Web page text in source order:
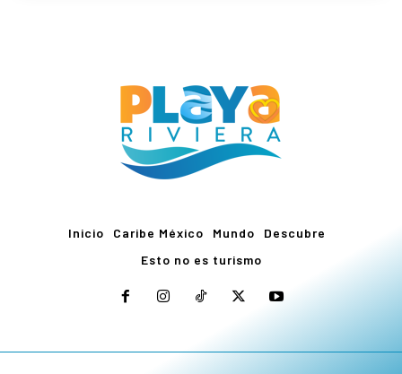
Inicio Caribe México Mundo
Descubre
Esto no es turismo